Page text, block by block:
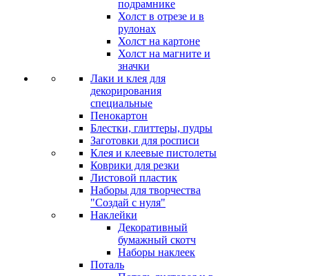
подрамнике
Холст в отрезе и в
рулонах
Холст на картоне
Холст на магните и
значки
Лаки и клея для
декорирования
специальные
Пенокартон
Блестки, глиттеры, пудры
Заготовки для росписи
Клея и клеевые пистолеты
Коврики для резки
Листовой пластик
Наборы для творчества
"Создай с нуля"
Наклейки
Декоративный
бумажный скотч
Наборы наклеек
Поталь